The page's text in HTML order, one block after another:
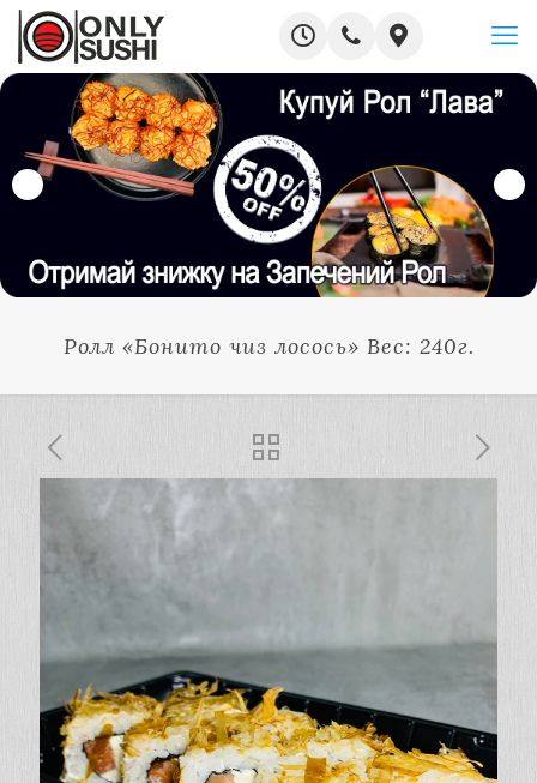
Ролл «Бонито чиз лосось» Вес: 240г.